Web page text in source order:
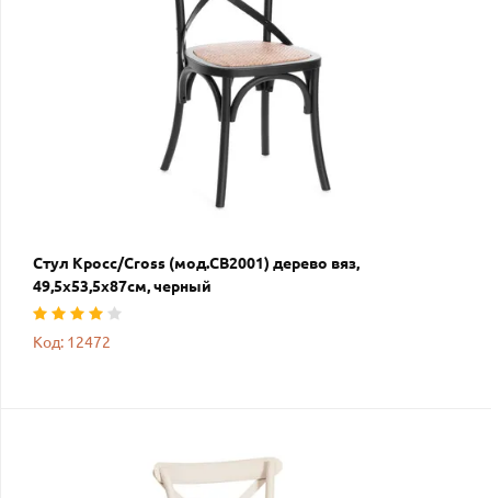
Стул Кросс/Cross (мод.CB2001) дерево вяз,
49,5х53,5х87см, черный
Код: 12472